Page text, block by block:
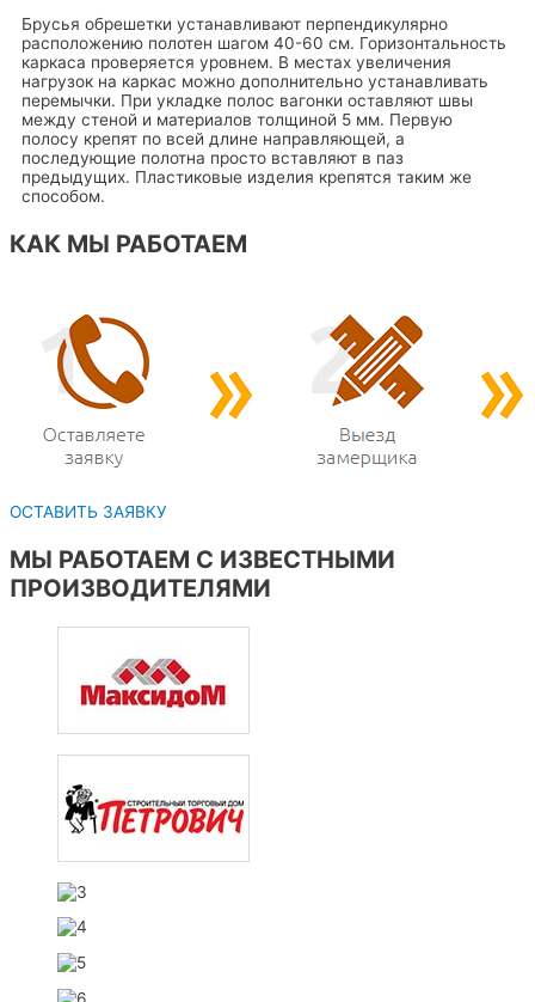
Брусья обрешетки устанавливают перпендикулярно
расположению полотен шагом 40-60 см. Горизонтальность
каркаса проверяется уровнем. В местах увеличения
нагрузок на каркас можно дополнительно устанавливать
перемычки. При укладке полос вагонки оставляют швы
между стеной и материалов толщиной 5 мм. Первую
полосу крепят по всей длине направляющей, а
последующие полотна просто вставляют в паз
предыдущих. Пластиковые изделия крепятся таким же
способом.
КАК МЫ РАБОТАЕМ
ОСТАВИТЬ ЗАЯВКУ
МЫ РАБОТАЕМ С ИЗВЕСТНЫМИ
ПРОИЗВОДИТЕЛЯМИ